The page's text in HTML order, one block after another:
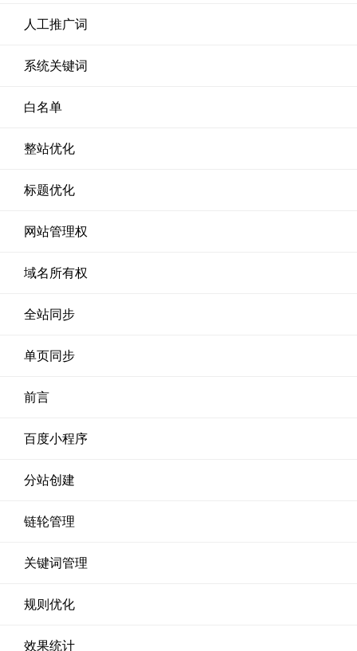
人工推广词
系统关键词
白名单
整站优化
标题优化
网站管理权
域名所有权
全站同步
单页同步
前言
百度小程序
分站创建
链轮管理
关键词管理
规则优化
效果统计